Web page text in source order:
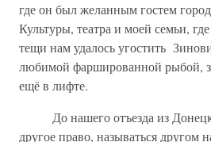
где он был желанным гостем
Культуры, театра и моей семьи,
тещи нам удалось угостить
любимой фаршированной рыбой,
ещё в лифте.
До нашего отъезда из
другое право, называться другом